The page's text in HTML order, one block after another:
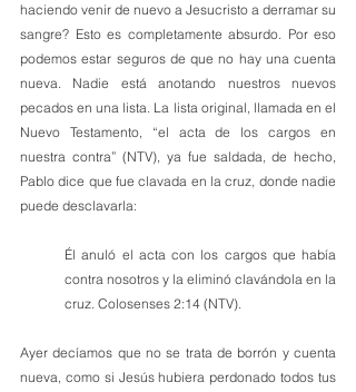
haciendo venir de nuevo a Jesucristo a derramar su
sangre? Esto es completamente absurdo. Por eso
podemos estar seguros de que no hay una cuenta
nueva. Nadie está anotando nuestros nuevos
pecados en una lista. La lista original, llamada en el
Nuevo Testamento, “el acta de los cargos en
nuestra contra” (NTV), ya fue saldada, de hecho,
Pablo dice que fue clavada en la cruz, donde nadie
puede desclavarla:
Él anuló el acta con los cargos que había
contra nosotros y la eliminó clavándola en la
cruz. Colosenses 2:14 (NTV).
Ayer decíamos que no se trata de borrón y cuenta
nueva, como si Jesús hubiera perdonado todos tus